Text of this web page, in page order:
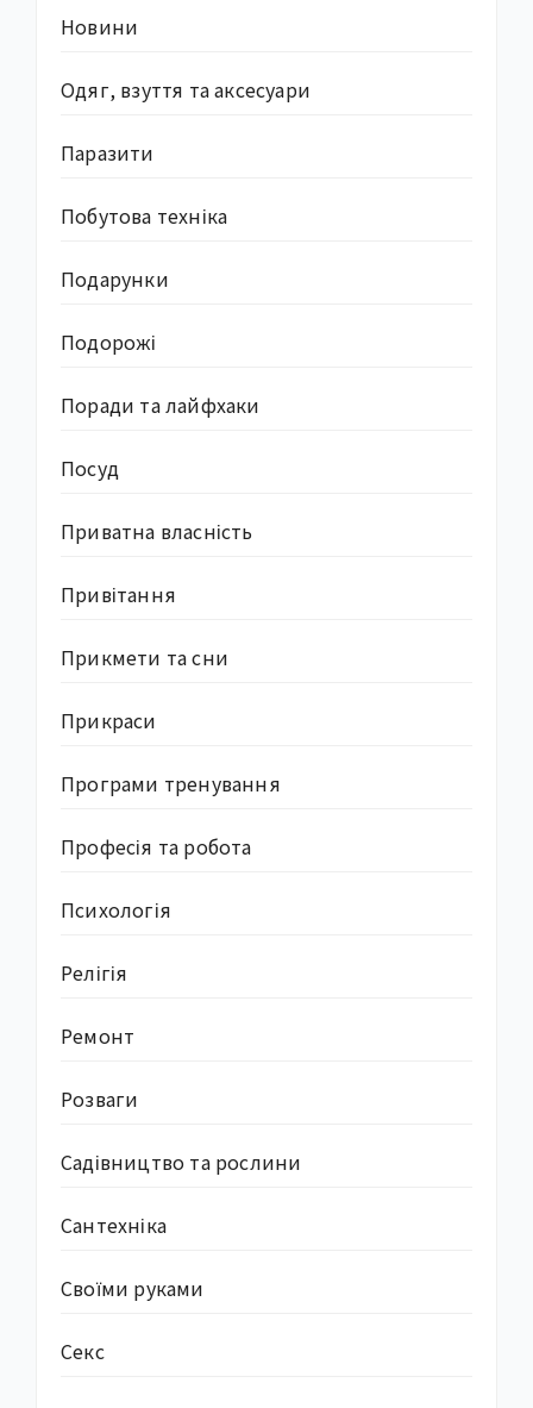
Новини
Одяг, взуття та аксесуари
Паразити
Побутова техніка
Подарунки
Подорожі
Поради та лайфхаки
Посуд
Приватна власність
Привітання
Прикмети та сни
Прикраси
Програми тренування
Професія та робота
Психологія
Релігія
Ремонт
Розваги
Садівництво та рослини
Сантехніка
Своїми руками
Секс